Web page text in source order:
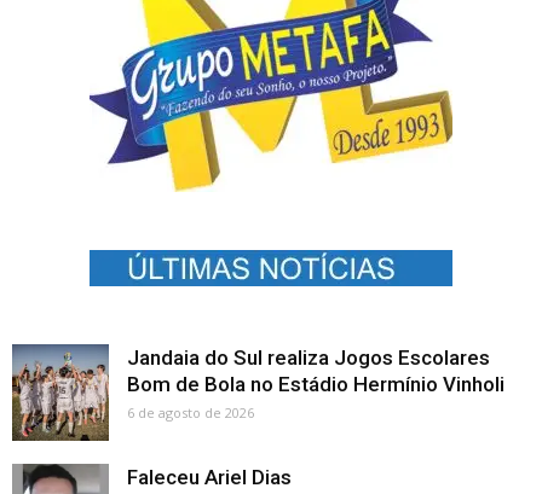
Jandaia do Sul realiza Jogos Escolares
Bom de Bola no Estádio Hermínio Vinholi
6 de agosto de 2026
Faleceu Ariel Dias